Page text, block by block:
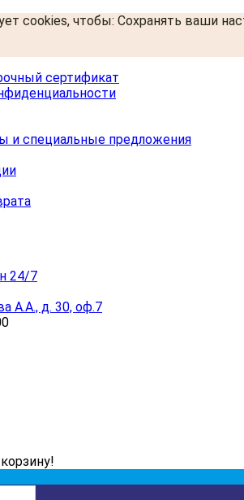
cookies, чтобы: Сохранять ваши
сертификат
и специальные предложения
24/7
А.А., д. 30, оф.7